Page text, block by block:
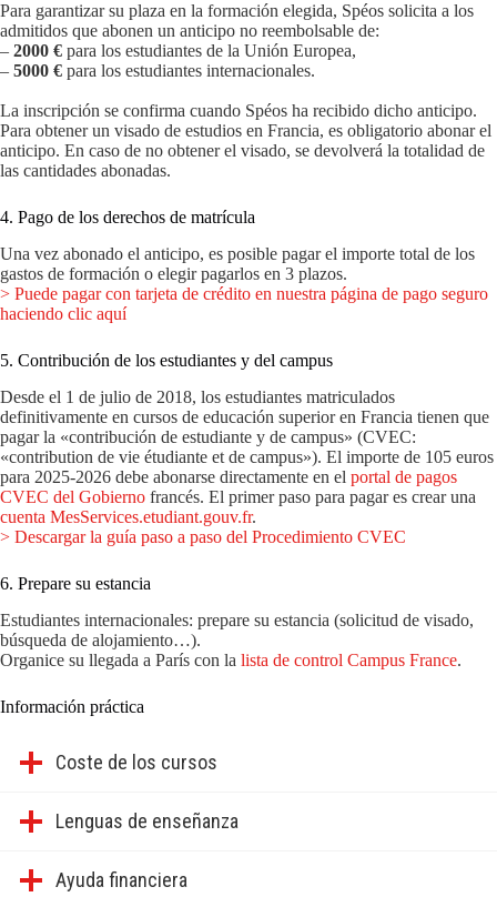
Para garantizar su plaza en la formación elegida, Spéos solicita a los
admitidos que abonen un anticipo no reembolsable de:
– 2000 € para los estudiantes de la Unión Europea,
– 5000 € para los estudiantes internacionales.
La inscripción se confirma cuando Spéos ha recibido dicho anticipo.
Para obtener un visado de estudios en Francia, es obligatorio abonar el
anticipo. En caso de no obtener el visado, se devolverá la totalidad de
las cantidades abonadas.
4. Pago de los derechos de matrícula
Una vez abonado el anticipo, es posible pagar el importe total de los
gastos de formación o elegir pagarlos en 3 plazos.
> Puede pagar con tarjeta de crédito en nuestra página de pago seguro
haciendo clic aquí
5. Contribución de los estudiantes y del campus
Desde el 1 de julio de 2018, los estudiantes matriculados
definitivamente en cursos de educación superior en Francia tienen que
pagar la «contribución de estudiante y de campus» (CVEC:
«contribution de vie étudiante et de campus»). El importe de 105 euros
para 2025-2026 debe abonarse directamente en el portal de pagos
CVEC del Gobierno francés. El primer paso para pagar es crear una
cuenta MesServices.etudiant.gouv.fr.
> Descargar la guía paso a paso del Procedimiento CVEC
6. Prepare su estancia
Estudiantes internacionales: prepare su estancia (solicitud de visado,
búsqueda de alojamiento…).
Organice su llegada a París con la lista de control Campus France.
Información práctica
Coste de los cursos
Lenguas de enseñanza
Ayuda financiera